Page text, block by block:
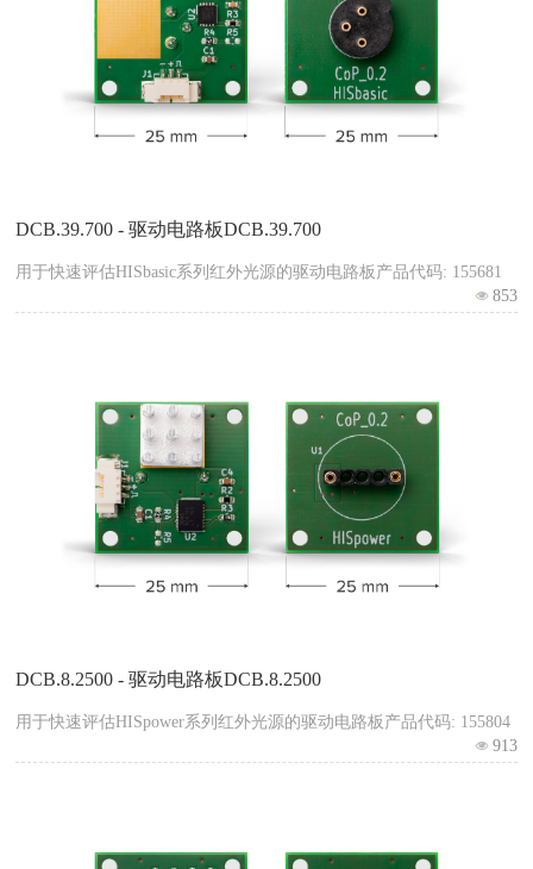
DCB.39.700 - 驱动电路板DCB.39.700
用于快速评估HISbasic系列红外光源的驱动电路板产品代码: 155681
853
DCB.8.2500 - 驱动电路板DCB.8.2500
用于快速评估HISpower系列红外光源的驱动电路板产品代码: 155804
913